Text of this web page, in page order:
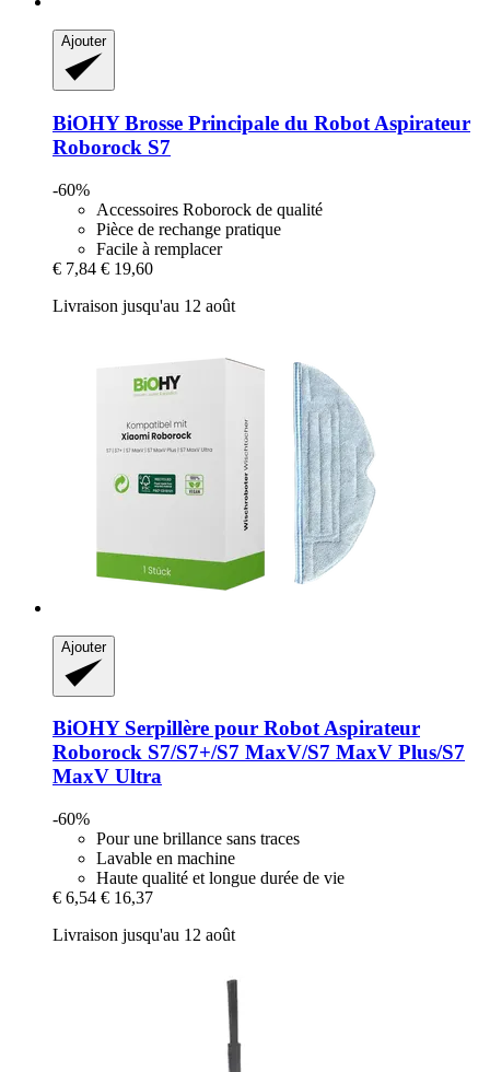
Ajouter
BiOHYBrosse Principale du Robot Aspirateur
Roborock S7
-60%
Accessoires Roborock de qualité
Pièce de rechange pratique
Facile à remplacer
€ 7,84 € 19,60
Livraison jusqu'au 12 août
Ajouter
BiOHYSerpillère pour Robot Aspirateur
Roborock S7/S7+/S7 MaxV/S7 MaxV Plus/S7
MaxV Ultra
-60%
Pour une brillance sans traces
Lavable en machine
Haute qualité et longue durée de vie
€ 6,54 € 16,37
Livraison jusqu'au 12 août